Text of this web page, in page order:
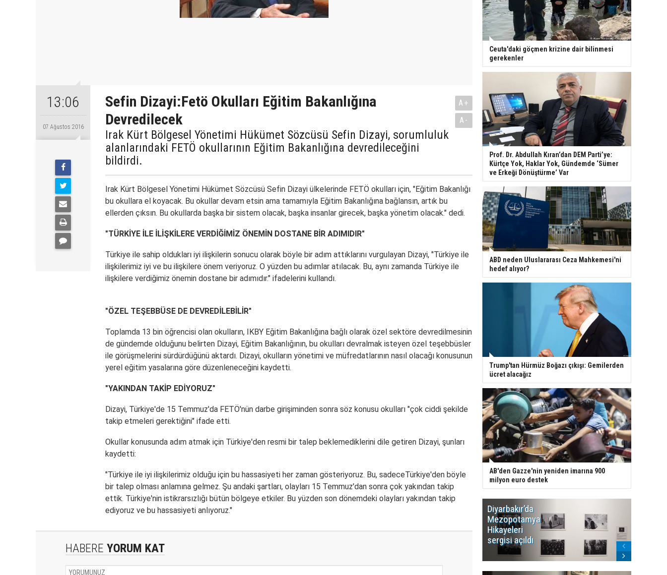
13:06
07 Ağustos 2016
Sefin Dizayi:Fetö Okulları Eğitim Bakanlığına
Devredilecek
Irak Kürt Bölgesel Yönetimi Hükümet Sözcüsü Sefin Dizayi, sorumluluk
alanlarındaki FETÖ okullarının Eğitim Bakanlığına devredileceğini
bildirdi.
A+
A-
Irak Kürt Bölgesel Yönetimi Hükümet Sözcüsü Sefin Dizayi ülkelerinde FETÖ okulları için, "Eğitim Bakanlığı
bu okullara el koyacak. Bu okullar devam etsin ama tamamıyla Eğitim Bakanlığına bağlansın, artık bu
ellerden çıksın. Bu okullarda başka bir sistem olacak, başka insanlar girecek, başka yönetim olacak." dedi.
"TÜRKİYE İLE İLİŞKİLERE VERDİĞİMİZ ÖNEMİN DOSTANE BİR ADIMIDIR"
Türkiye ile sahip oldukları iyi ilişkilerin sonucu olarak böyle bir adım attıklarını vurgulayan Dizayi, "Türkiye ile
ilişkilerimiz iyi ve bu ilişkilere önem veriyoruz. O yüzden bu adımlar atılacak. Bu, aynı zamanda Türkiye ile
ilişkilere verdiğimiz önemin dostane bir adımıdır." ifadelerini kullandı.
"ÖZEL TEŞEBBÜSE DE DEVREDİLEBİLİR"
Toplamda 13 bin öğrencisi olan okulların, IKBY Eğitim Bakanlığına bağlı olarak özel sektöre devredilmesinin
de gündemde olduğunu belirten Dizayi, Eğitim Bakanlığının, bu okulları devralmak isteyen özel teşebbüsler
ile görüşmelerini sürdürdüğünü aktardı. Dizayi, okulların yönetimi ve müfredatlarının nasıl olacağı konusunun
yerel eğitim yasalarına göre düzenleneceğini kaydetti.
"YAKINDAN TAKİP EDİYORUZ"
Dizayi, Türkiye'de 15 Temmuz'da FETÖ'nün darbe girişiminden sonra söz konusu okulları "çok ciddi şekilde
takip etmeleri gerektiğini" ifade etti.
Okullar konusunda adım atmak için Türkiye'den resmi bir talep beklemediklerini dile getiren Dizayi, şunları
kaydetti:
"Türkiye ile iyi ilişkilerimiz olduğu için bu hassasiyeti her zaman gösteriyoruz. Bu, sadeceTürkiye'den böyle
bir talep olması anlamına gelmez. Şu andaki şartları, olayları 15 Temmuz'dan sonra çok yakından takip
ettik. Türkiye'nin istikrarsızlığı bütün bölgeye etkiler. Bu yüzden son dönemdeki olayları yakından takip
ediyoruz ve bu hassasiyeti anlıyoruz."
HABERE YORUM KAT
Ceuta'daki göçmen krizine dair bilinmesi
gerekenler
Prof. Dr. Abdullah Kıran’dan DEM Parti’ye:
Kürtçe Yok, Haklar Yok, Gündemde ‘Sümer
ve Erkeği Dönüştürme’ Var
ABD neden Uluslararası Ceza Mahkemesi'ni
hedef alıyor?
Trump'tan Hürmüz Boğazı çıkışı: Gemilerden
ücret alacağız
AB'den Gazze'nin yeniden imarına 900
milyon euro destek
Diyarbakır’da
Mezopotamya
Hikayeleri
sergisi açıldı